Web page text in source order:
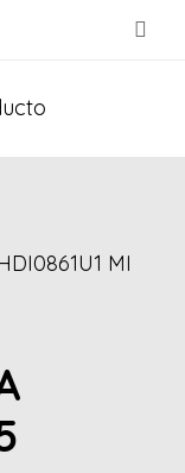
MI